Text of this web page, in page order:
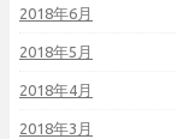
2018年6月
2018年5月
2018年4月
2018年3月